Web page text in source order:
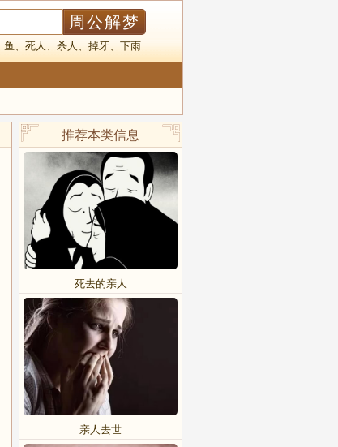
鱼 、 死人 、 杀人 、 掉牙、 下雨
推荐本类信息
死去的亲人
亲人去世